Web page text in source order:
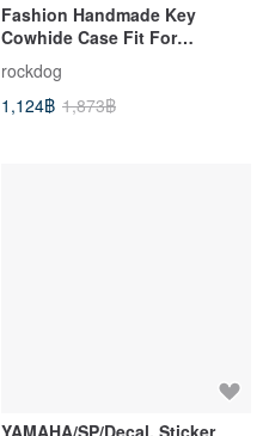
Fashion Handmade Key
Cowhide Case Fit For
YAMAHA X-MAX T-MAX XMAX
Green
rockdog
1,124฿ 1,873฿
YAMAHA/SP/Decal, Sticker